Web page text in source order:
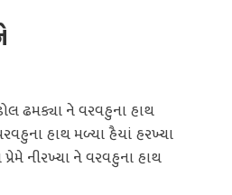
ઢમક્યા ને વરવહુના હાથ
હાથ મળ્યા હૈયાં હરખ્યા
નીરખ્યા ને વરવહુના હાથ